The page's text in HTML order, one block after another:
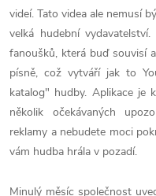
videí. Tato videa ale nemusí
velká hudební
fanoušků, která buď souvisí
písně, což vytváří jak to
katalog" hudby. Aplikace je
několik očekávaných
reklamy a nebudete moci
vám hudba hrála v pozadí.
Minulý měsíc společnost